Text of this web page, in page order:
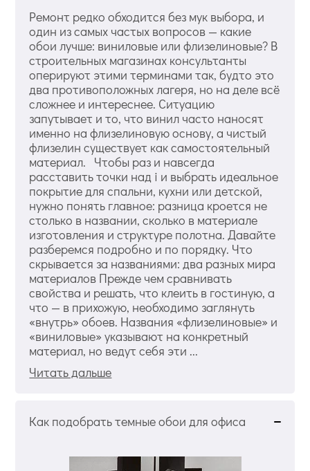
Ремонт редко обходится без мук выбора, и
один из самых частых вопросов — какие
обои лучше: виниловые или флизелиновые? В
строительных магазинах консультанты
оперируют этими терминами так, будто это
два противоположных лагеря, но на деле всё
сложнее и интереснее. Ситуацию
запутывает и то, что винил часто наносят
именно на флизелиновую основу, а чистый
флизелин существует как самостоятельный
материал. Чтобы раз и навсегда
расставить точки над i и выбрать идеальное
покрытие для спальни, кухни или детской,
нужно понять главное: разница кроется не
столько в названии, сколько в материале
изготовления и структуре полотна. Давайте
разберемся подробно и по порядку. Что
скрывается за названиями: два разных мира
материалов Прежде чем сравнивать
свойства и решать, что клеить в гостиную, а
что — в прихожую, необходимо заглянуть
«внутрь» обоев. Названия «флизелиновые» и
«виниловые» указывают на конкретный
материал, но ведут себя эти ...
Читать дальше
Как подобрать темные обои для офиса